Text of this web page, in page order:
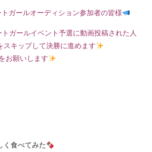
ガールオーディション参加者の皆様
ガールイベント予選に動画投稿された人
スキップして決勝に進めます
お願いします
く食べてみた